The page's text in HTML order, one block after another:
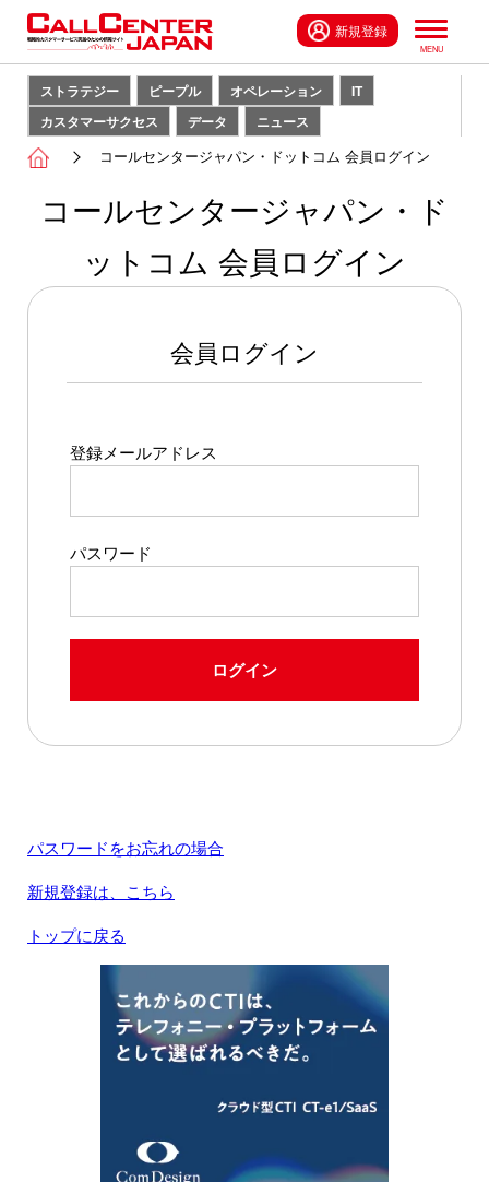
新規登録
ストラテジー ピープル オペレーション
IT
カスタマーサクセス
データ ニュース
コールセンタージャパン・ドットコム 会員ログイン
コールセンタージャパン・ド
ットコム 会員ログイン
会員ログイン
登録メールアドレス
パスワード
ログイン
パスワードをお忘れの場合
新規登録は、こちら
トップに戻る